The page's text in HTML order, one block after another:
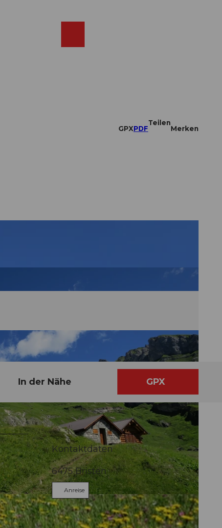
GPXPDF
Teilen
Merken
In der Nähe GPX
Kontaktdaten
6475Bristen
Anreise